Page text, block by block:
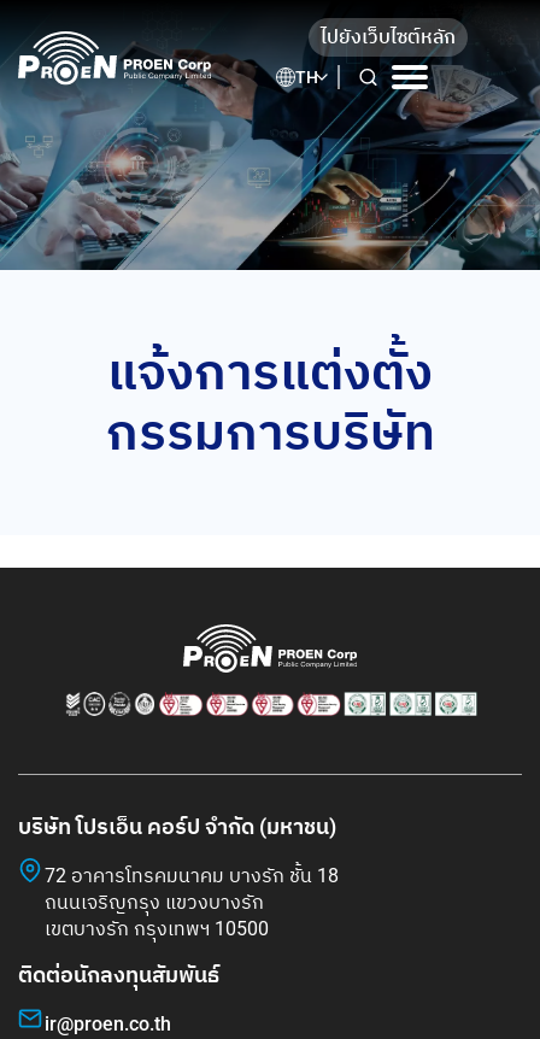
to
content
ไปยังเว็บไซต์หลัก
TH
แจ้งการแต่งตั้ง
กรรมการบริษัท
บริษัท โปรเอ็น คอร์ป จำกัด (มหาชน)
72 อาคารโทรคมนาคม บางรัก ชั้น 18
ถนนเจริญกรุง แขวงบางรัก
เขตบางรัก กรุงเทพฯ 10500
ติดต่อนักลงทุนสัมพันธ์
ir@proen.co.th